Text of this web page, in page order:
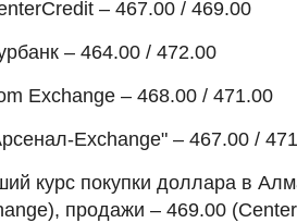
– 467.00 / 469.00
– 464.00 / 472.00
Exchange – 468.00 / 471.00
Exchange" – 467.00 /
курс покупки доллара в
продажи – 469.00